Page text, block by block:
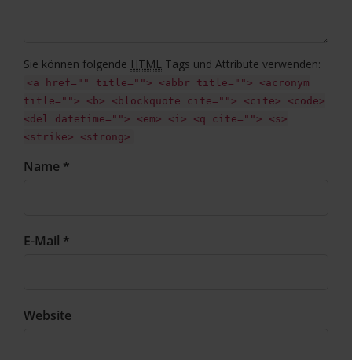
Sie können folgende HTML Tags und Attribute verwenden:
<a href="" title=""> <abbr title=""> <acronym
title=""> <b> <blockquote cite=""> <cite> <code>
<del datetime=""> <em> <i> <q cite=""> <s>
<strike> <strong>
Name *
E-Mail *
Website